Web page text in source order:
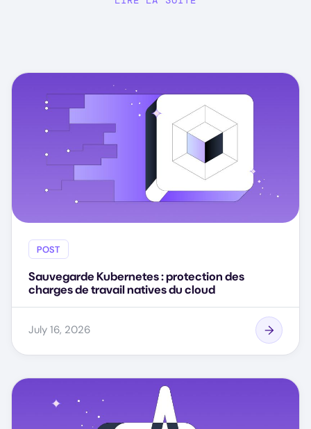
POST
Sauvegarde Kubernetes : protection des
charges de travail natives du cloud
July 16, 2026